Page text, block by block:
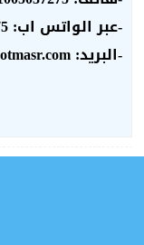
-عبر الواتس اب: 00201005037275
-البريد: admin@sotmasr.com